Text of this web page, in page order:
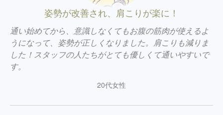
姿勢が改善され、肩こりが楽に！
通い始めてから、意識しなくてもお腹の筋肉が使えるよ
うになって、姿勢が正しくなりました。肩こりも減りま
した！スタッフの人たちがとても優しくて通いやすいで
す。
20代女性